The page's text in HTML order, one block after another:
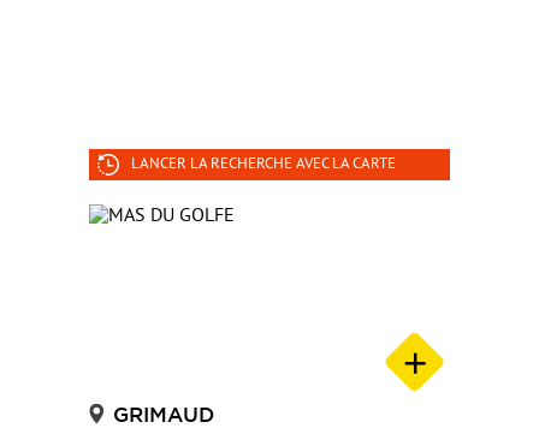
LANCER LA RECHERCHE AVEC LA CARTE
GRIMAUD